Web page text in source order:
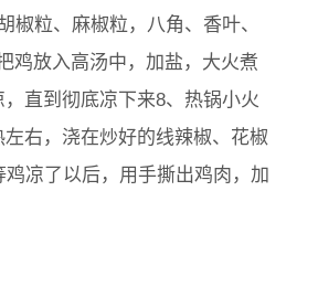
粒、麻椒粒，八角、香叶、
鸡放入高汤中，加盐，大火煮
直到彻底凉下来8、热锅小火
右，浇在炒好的线辣椒、花椒
凉了以后，用手撕出鸡肉，加